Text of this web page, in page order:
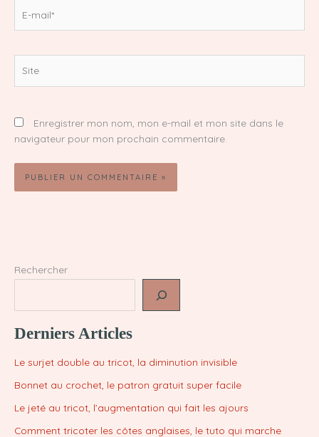
mail*
Enregistrer mon nom, mon e-mail et mon site dans le
navigateur pour mon prochain commentaire.
Rechercher
Derniers Articles
Le surjet double au tricot, la diminution invisible
Bonnet au crochet, le patron gratuit super facile
Le jeté au tricot, l’augmentation qui fait les ajours
Comment tricoter les côtes anglaises, le tuto qui marche